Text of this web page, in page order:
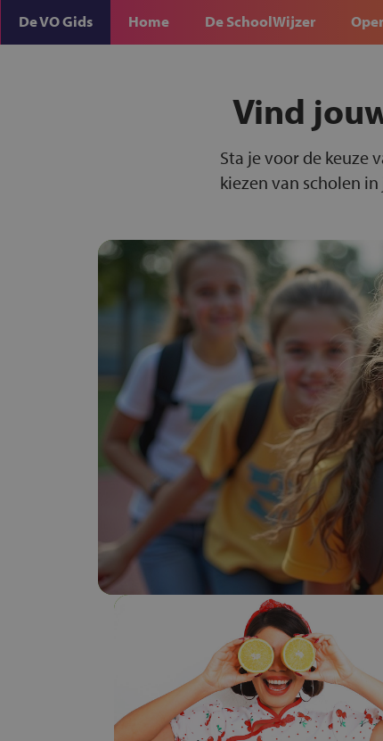
De VO Gids Home De SchoolWijzer
Vind
Sta je voor de keuze
kiezen van scholen